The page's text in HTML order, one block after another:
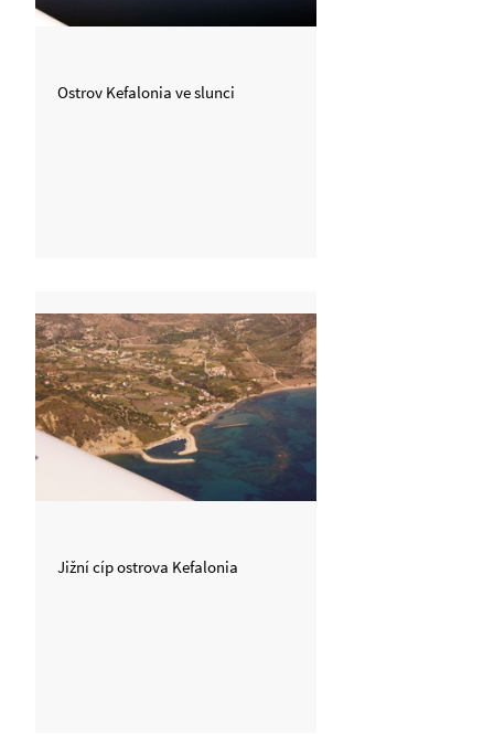
Ostrov Kefalonia ve slunci
Jižní cíp ostrova Kefalonia